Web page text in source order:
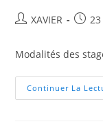
Auteur/autrice
la
XAVIER
Modalités des
Continuer La